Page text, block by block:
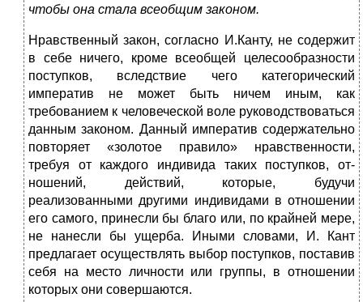
чтобы она стала все­общим законом.
Нравственный закон, согласно И.Канту, не содержит
в себе ничего, кроме всеобщей целесообразности
поступков, вследствие чего категорический
императив не может быть ничем иным, как
требованием к человеческой воле руководствоваться
данным зако­ном. Данный императив содержательно
повторяет «золотое правило» нравственности,
требуя от каждого индивида таких поступков, от­
ношений, действий, которые, будучи
реализованными другими инди­видами в отношении
его самого, принесли бы благо или, по крайней мере,
не нанесли бы ущерба. Иными словами, И. Кант
предлагает осуществлять выбор поступков, поставив
себя на место личности или группы, в отношении
которых они совершаются.